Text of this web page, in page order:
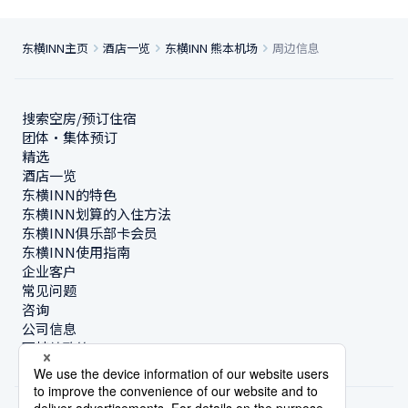
东横INN主页 酒店一览 东横INN 熊本机场 周边信息
搜索空房/预订住宿
团体・集体预订
精选
酒店一览
东横INN的特色
东横INN划算的入住方法
东横INN俱乐部卡会员
东横INN使用指南
企业客户
常见问题
咨询
公司信息
可持续政策